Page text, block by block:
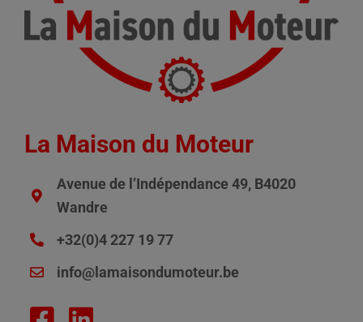
La Maison du Moteur
Avenue de l’Indépendance 49, B4020
Wandre
+32(0)4 227 19 77
info@lamaisondumoteur.be